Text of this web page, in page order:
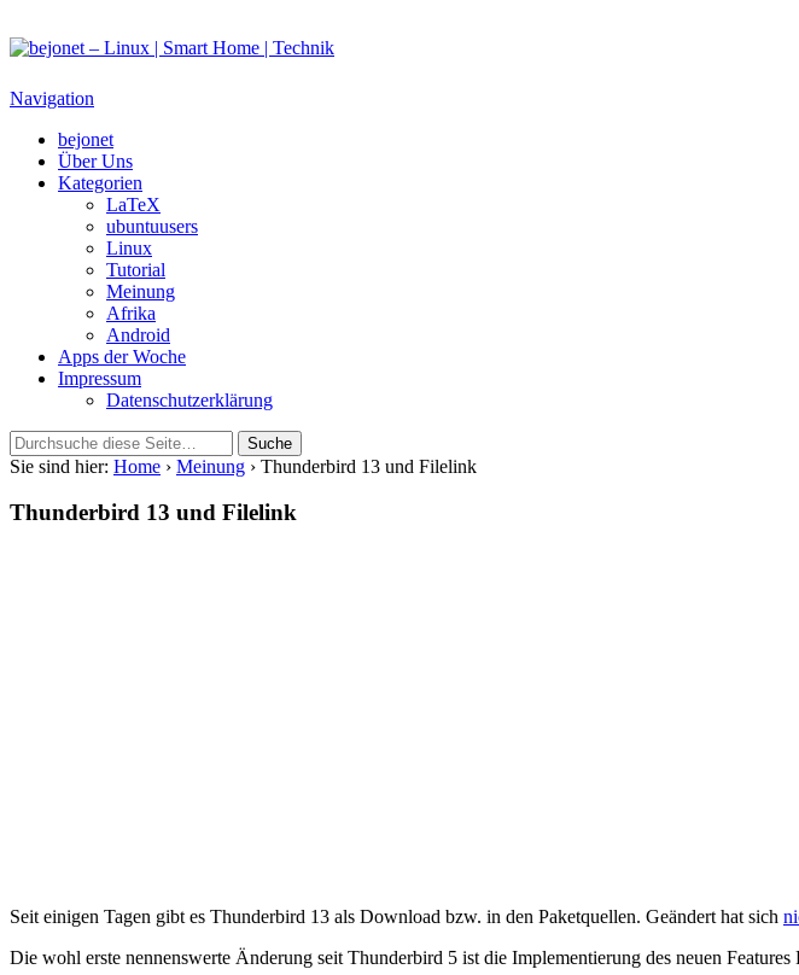
Navigation
bejonet
Über Uns
Kategorien
LaTeX
ubuntuusers
Linux
Tutorial
Meinung
Afrika
Android
Apps der Woche
Impressum
Datenschutzerklärung
Sie sind hier: Home › Meinung › Thunderbird 13 und Filelink
Thunderbird 13 und Filelink
Seit einigen Tagen gibt es Thunderbird 13 als Download bzw. in den Paketquellen. Geändert hat sich
Die wohl erste nennenswerte Änderung seit Thunderbird 5 ist die Implementierung des neuen